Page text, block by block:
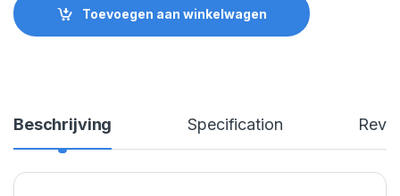
Toevoegen aan winkelwagen
Beschrijving Specification